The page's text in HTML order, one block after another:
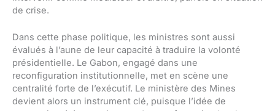
de crise.
Dans cette phase politique, les ministres sont aussi
évalués à l’aune de leur capacité à traduire la volonté
présidentielle. Le Gabon, engagé dans une
reconfiguration institutionnelle, met en scène une
centralité forte de l’exécutif. Le ministère des Mines
devient alors un instrument clé, puisque l’idée de